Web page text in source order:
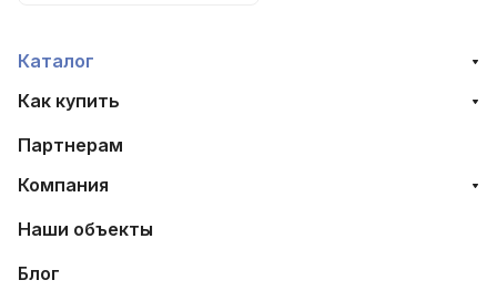
Каталог
Как купить
Партнерам
Компания
Наши объекты
Блог